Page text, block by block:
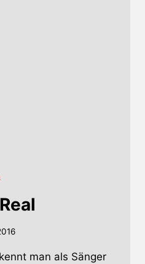
man als Sänger